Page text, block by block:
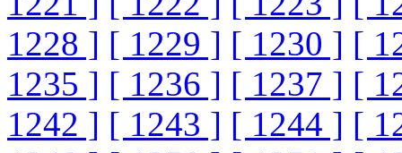
1228 ] [ 1229 ] [ 1230 ] [
1235 ] [ 1236 ] [ 1237 ] [
1242 ] [ 1243 ] [ 1244 ] [